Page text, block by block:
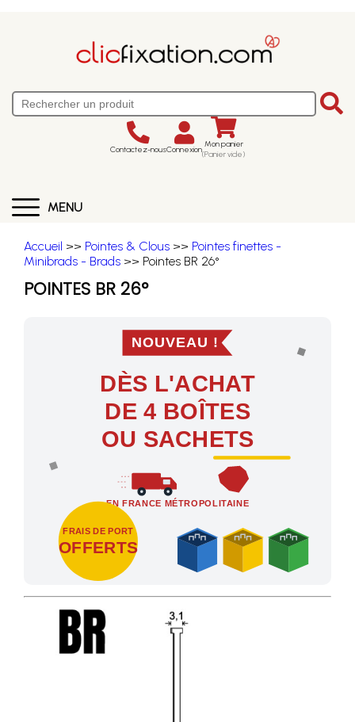
Contactez-nousConnexion Mon panier
(Panier vide)
MENU
Accueil >> Pointes & Clous >> Pointes finettes -
Minibrads - Brads >> Pointes BR 26°
POINTES BR 26°
NOUVEAU !
DÈS L'ACHAT
DE 4 BOÎTES
OU SACHETS
EN FRANCE MÉTROPOLITAINE
FRAIS DE PORT
OFFERTS
Profitez des Frais de port offerts en France métropolitaine